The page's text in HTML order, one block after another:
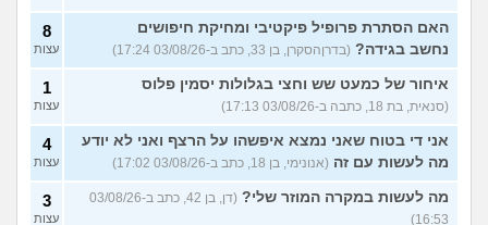
האם הסתרת פרופיל פיקטיבי ומחיקת חיפושים
נחשב בגידה? (בדרןהסקרן, בן 33, כתב ב-03/08/26 17:24)
8
עצות
איחור של כמעט שש וחצי בגלולות יסמין פלוס
(סנאית, בת 18, כתבה ב-03/08/26 17:13)
1
עצות
אני די בטוח שאני נמצא איפשהו על הרצף ואני לא יודע
מה לעשות עם זה (אנונימי, בן 18, כתב ב-03/08/26 17:02)
4
עצות
מה לעשות במקרה המוזר שלי?
(דן, בן 42, כתב ב-03/08/26
16:53)
3
עצות